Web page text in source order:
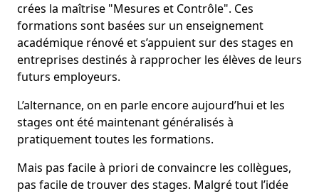
crées la maîtrise "Mesures et Contrôle". Ces
formations sont basées sur un enseignement
académique rénové et s’appuient sur des stages en
entreprises destinés à rapprocher les élèves de leurs
futurs employeurs.
L’alternance, on en parle encore aujourd’hui et les
stages ont été maintenant généralisés à
pratiquement toutes les formations.
Mais pas facile à priori de convaincre les collègues,
pas facile de trouver des stages. Malgré tout l’idée